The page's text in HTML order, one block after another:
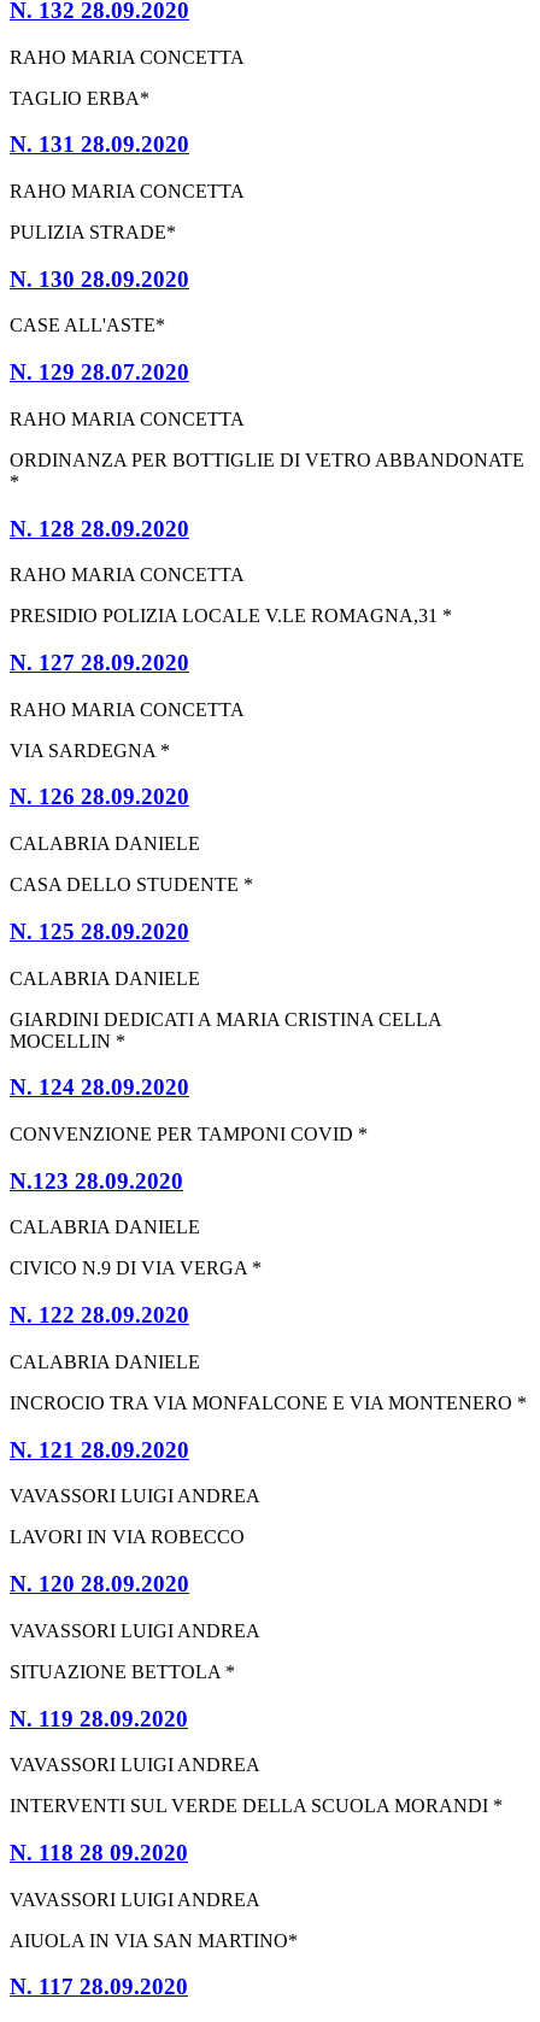
N. 132 28.09.2020
RAHO MARIA CONCETTA
TAGLIO ERBA*
N. 131 28.09.2020
RAHO MARIA CONCETTA
PULIZIA STRADE*
N. 130 28.09.2020
CASE ALL'ASTE*
N. 129 28.07.2020
RAHO MARIA CONCETTA
ORDINANZA PER BOTTIGLIE DI VETRO ABBANDONATE
*
N. 128 28.09.2020
RAHO MARIA CONCETTA
PRESIDIO POLIZIA LOCALE V.LE ROMAGNA,31 *
N. 127 28.09.2020
RAHO MARIA CONCETTA
VIA SARDEGNA *
N. 126 28.09.2020
CALABRIA DANIELE
CASA DELLO STUDENTE *
N. 125 28.09.2020
CALABRIA DANIELE
GIARDINI DEDICATI A MARIA CRISTINA CELLA
MOCELLIN *
N. 124 28.09.2020
CONVENZIONE PER TAMPONI COVID *
N.123 28.09.2020
CALABRIA DANIELE
CIVICO N.9 DI VIA VERGA *
N. 122 28.09.2020
CALABRIA DANIELE
INCROCIO TRA VIA MONFALCONE E VIA MONTENERO *
N. 121 28.09.2020
VAVASSORI LUIGI ANDREA
LAVORI IN VIA ROBECCO
N. 120 28.09.2020
VAVASSORI LUIGI ANDREA
SITUAZIONE BETTOLA *
N. 119 28.09.2020
VAVASSORI LUIGI ANDREA
INTERVENTI SUL VERDE DELLA SCUOLA MORANDI *
N. 118 28 09.2020
VAVASSORI LUIGI ANDREA
AIUOLA IN VIA SAN MARTINO*
N. 117 28.09.2020